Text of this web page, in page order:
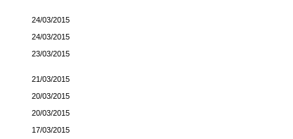
24/03/2015
24/03/2015
23/03/2015
21/03/2015
20/03/2015
20/03/2015
17/03/2015